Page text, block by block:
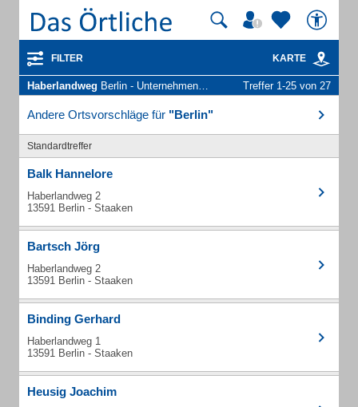
FILTER KARTE
Haberlandweg Berlin - Unternehmen und Personen Treffer 1-25 von 27
Andere Ortsvorschläge für "Berlin"
Standardtreffer
Balk Hannelore
Haberlandweg 2
13591 Berlin - Staaken
Bartsch Jörg
Haberlandweg 2
13591 Berlin - Staaken
Binding Gerhard
Haberlandweg 1
13591 Berlin - Staaken
Heusig Joachim